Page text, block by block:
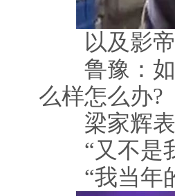
以及影帝
鲁豫：如
么样怎么办?
梁家辉表
“又不是
“我当年的